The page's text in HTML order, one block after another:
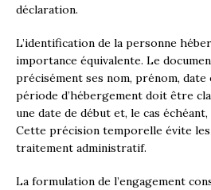
déclaration.
L’identification de la personne
importance équivalente. Le
précisément ses nom, prénom, date
période d’hébergement doit être
une date de début et, le cas
Cette précision temporelle évite
traitement administratif.
La formulation de l’engagement